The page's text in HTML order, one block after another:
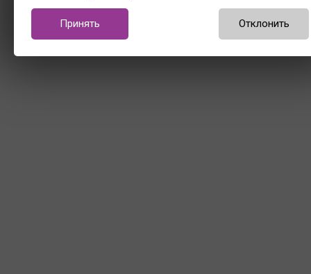
Принять Отклонить